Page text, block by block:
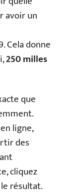
avoir un
Cela donne
250 milles
que
ligne,
des
cliquez
résultat.